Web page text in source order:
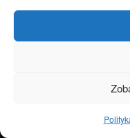
Społeczeństwo